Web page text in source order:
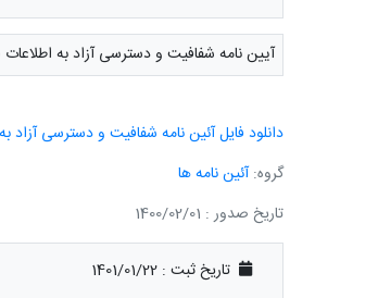
آیین نامه شفافیت و دسترسی آزاد به
دانلود فایل آئین نامه شفافیت و دسترسی
گروه:آئین نامه ها
تاریخ صدور : 1400/02/01
تاریخ ثبت : 1401/01/22